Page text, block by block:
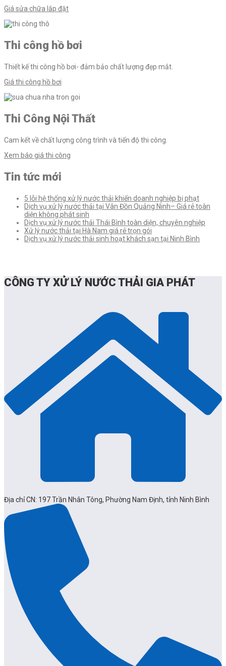
Giá sửa chữa lắp đặt
Thi công hồ bơi
Thiết kế thi công hồ bơi- đảm bảo chất lượng đẹp mắt.
Giá thi công hồ bơi
Thi Công Nội Thất
Cam kết về chất lượng công trình và tiến độ thi công.
Xem báo giá thi công
Tin tức mới
5 lỗi hệ thống xử lý nước thải khiến doanh nghiệp bị phạt
Dịch vụ xử lý nước thải tại Vân Đồn Quảng Ninh– Giá rẻ toàn
diện không phát sinh
Dịch vụ xử lý nước thải Thái Bình toàn diện, chuyên nghiệp
Xử lý nước thải tại Hà Nam giá rẻ trọn gói
Dịch vụ xử lý nước thải sinh hoạt khách sạn tại Ninh Bình
CÔNG TY XỬ LÝ NƯỚC THẢI GIA PHÁT
Địa chỉ CN: 197 Trần Nhân Tông, Phường Nam Định, tỉnh Ninh Bình